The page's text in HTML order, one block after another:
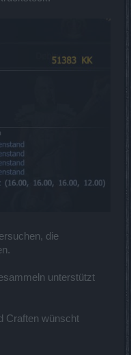
die
unterstützt
Craften wünscht